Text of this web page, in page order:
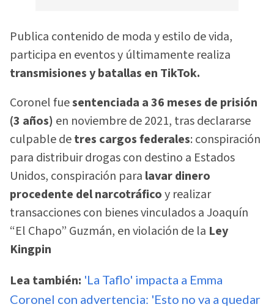
Publica contenido de moda y estilo de vida,
participa en eventos y últimamente realiza
transmisiones y batallas en TikTok.
Coronel fuesentenciada a 36 meses de prisión
(3 años) en noviembre de 2021, tras declararse
culpable detres cargos federales: conspiración
para distribuir drogas con destino a Estados
Unidos, conspiración para lavar dinero
procedente del narcotráficoy realizar
transacciones con bienes vinculados a Joaquín
“El Chapo” Guzmán, en violación de la Ley
Kingpin
Lea también: 'La Taflo' impacta a Emma
Coronel con advertencia: 'Esto no va a quedar